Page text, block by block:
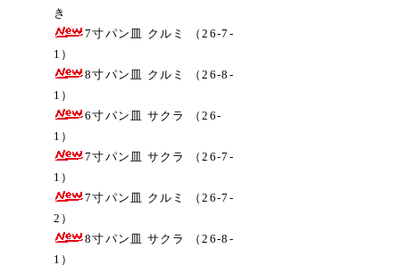
き
7寸パン皿 クルミ （26-7-
1）
8寸パン皿 クルミ （26-8-
1）
6寸パン皿 サクラ （26-
1）
7寸パン皿 サクラ （26-7-
1）
7寸パン皿 クルミ （26-7-
2）
8寸パン皿 サクラ （26-8-
1）